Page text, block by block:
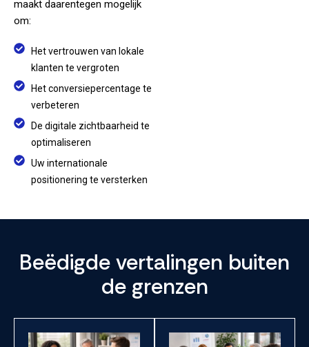
maakt daarentegen mogelijk
om:
Het vertrouwen van lokale
klanten te vergroten
Het conversiepercentage te
verbeteren
De digitale zichtbaarheid te
optimaliseren
Uw internationale
positionering te versterken
Beëdigde vertalingen buiten
de grenzen